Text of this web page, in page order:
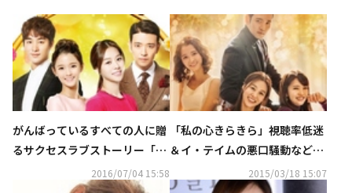
がんばっているすべての人に贈
るサクセスラブストーリー「私
の心きらきら」9/2(金)よりTSU
TAYA先行DVDレンタル＆10/5
2016/07/04 15:58
「私の心きらきら」視聴率低迷
＆イ・テイムの悪口騒動などに
より全26話で早期終了2015/03/18 15:07